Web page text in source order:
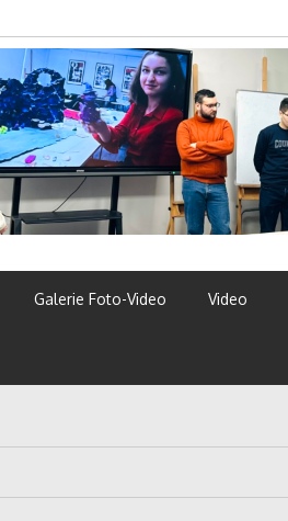
Galerie Foto-Video Video